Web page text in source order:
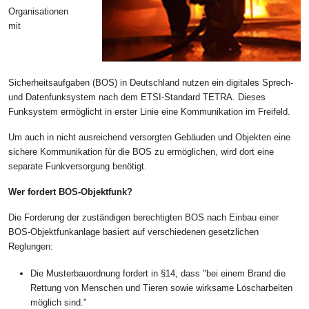
Organisationen
mit
Sicherheitsaufgaben (BOS) in Deutschland nutzen ein digitales Sprech-
und Datenfunksystem nach dem ETSI-Standard TETRA. Dieses
Funksystem ermöglicht in erster Linie eine Kommunikation im Freifeld.
Um auch in nicht ausreichend versorgten Gebäuden und Objekten eine
sichere Kommunikation für die BOS zu ermöglichen, wird dort eine
separate Funkversorgung benötigt.
Wer fordert BOS-Objektfunk?
Die Forderung der zuständigen berechtigten BOS nach Einbau einer
BOS-Objektfunkanlage basiert auf verschiedenen gesetzlichen
Reglungen:
Die Musterbauordnung fordert in §14, dass "bei einem Brand die
Rettung von Menschen und Tieren sowie wirksame Löscharbeiten
möglich sind."